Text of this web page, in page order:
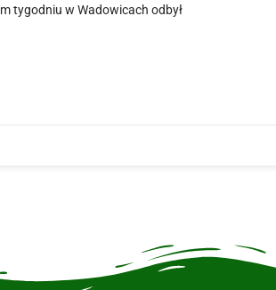
tygodniu w Wadowicach odbył